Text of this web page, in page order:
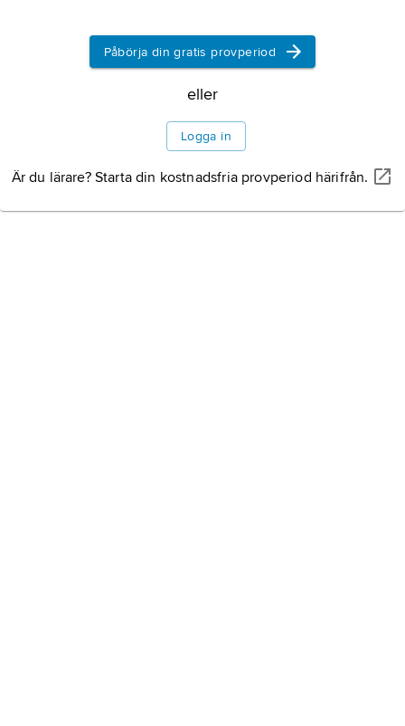
Information om artikeln
Påbörja din gratis provperiod
eller
Logga in
Är du lärare? Starta din kostnadsfria provperiod härifrån.